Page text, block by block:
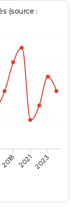
(source :
2018 20212023